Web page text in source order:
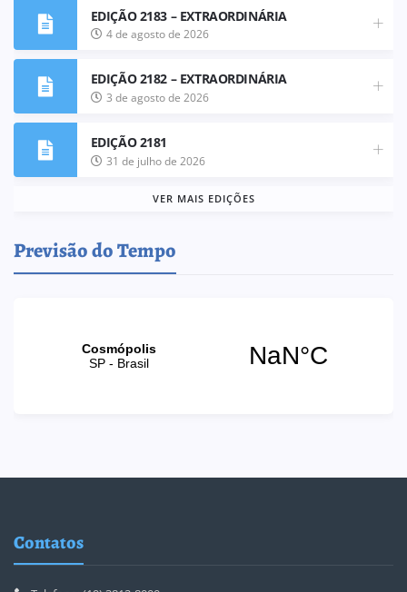
EDIÇÃO 2183 – EXTRAORDINÁRIA
4 de agosto de 2026
EDIÇÃO 2182 – EXTRAORDINÁRIA
3 de agosto de 2026
EDIÇÃO 2181
31 de julho de 2026
VER MAIS EDIÇÕES
Previsão do Tempo
Contatos